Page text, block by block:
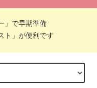
」で早期準備
ト」が便利です